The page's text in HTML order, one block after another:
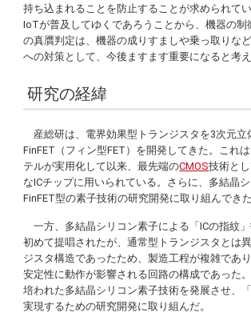
持ち込まれることを防止することが求められて
IoTが普及してゆくであろうことから、機器の制
の真贋判定は、機器の成りすましや乗っ取りな
への対策として、今後ますます重要になると考え
研究の経緯
産総研は、電界効果型トランジスタを3次元立
FinFET（フィン型FET）を開発してきた。これ
テルが実用化して以来、最先端のCMOS技術と
なICチップに用いられている。さらに、多結晶
FinFET型の素子技術の研究開発に取り組んできた
一方、多結晶シリコン素子による「ICの指紋
初めて提唱されたが、通常型トランジスタとは
ジスタ構造であったため、製造工程が複雑であ
安定性に動作が影響される回路の構成であった
培われた多結晶シリコン素子技術を発展させ、
実現するための研究開発に取り組んだ。